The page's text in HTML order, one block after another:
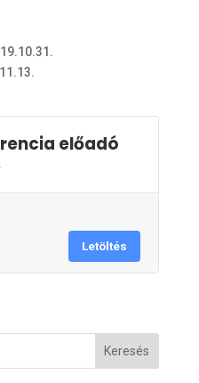
előadó
Letöltés